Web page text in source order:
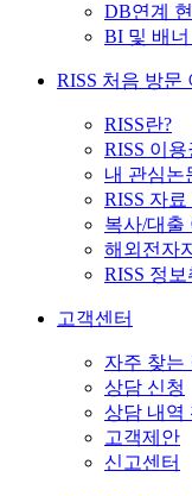
DB연계
BI 및 배
RISS 처음 방문
RISS란?
RISS 이
내 관심논
RISS 자
복사/대출
해외전자
RISS 정
고객센터
자주 찾는
상담 신청
상담 내역
고객제안
신고센터